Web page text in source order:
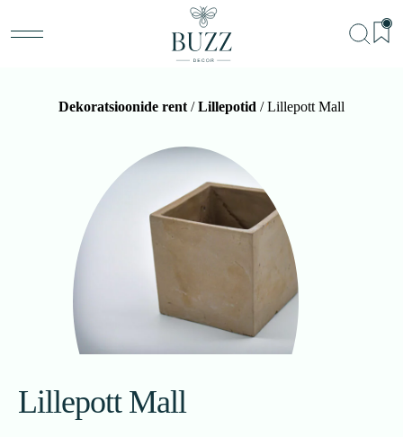
Dekoratsioonide rent /Lillepotid / Lillepott Mall
Lillepott Mall